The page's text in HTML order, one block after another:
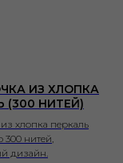
ИЗ ХЛОПКА
(300 НИТЕЙ)
хлопка перкаль
300 нитей,
дизайн.